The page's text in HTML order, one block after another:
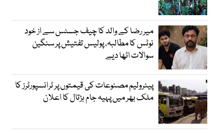
میر رضا کے والد کا چیف جسٹس سے از خود
نوٹس کا مطالبہ، پولیس تفتیش پر سنگین
سوالات اٹھا دیے
پیٹرولیم مصنوعات کی قیمتوں پر ٹرانسپورٹرز کا
ملک بھر میں پہیہ جام ہڑتال کا اعلان